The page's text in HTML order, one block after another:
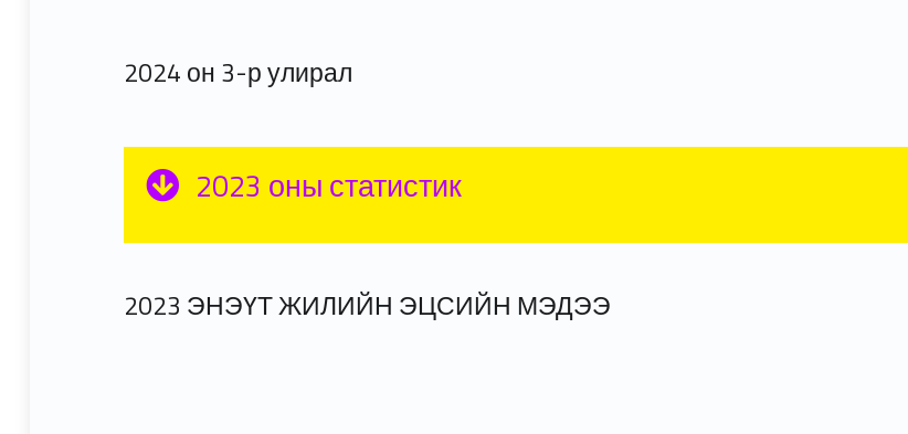
2024 он 3-р улирал
2023 оны статистик
2023 ЭНЭҮТ ЖИЛИЙН ЭЦСИЙН МЭДЭЭ